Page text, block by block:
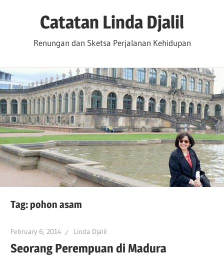
Catatan Linda Djalil
Renungan dan Sketsa Perjalanan Kehidupan
Tag:pohon asam
February 6, 2014 Linda Djalil
Seorang Perempuan di Madura